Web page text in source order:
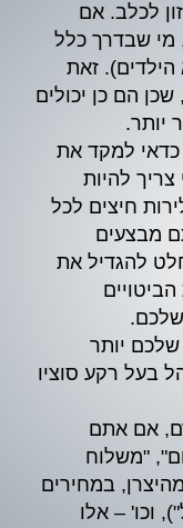
לכלב. אם
שבדרך כלל
הילדים). זאת
הם כן יכולים
יותר.
למקד את
צריך להיות
חיצים לכל
מבצעים
להגדיל את
שלכם יותר
בעל רקע סוציו
אם אתם
"משלוח
במחירים
וכו' – אלו